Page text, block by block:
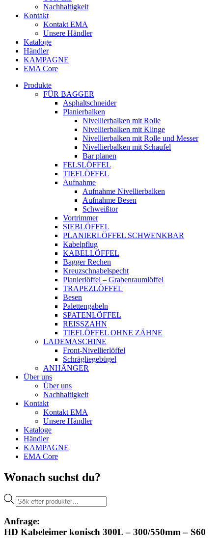
Nachhaltigkeit
Kontakt
Kontakt EMA
Unsere Händler
Kataloge
Händler
KAMPAGNE
EMA Core
Produkte
FÜR BAGGER
Asphaltschneider
Planierbalken
Nivellierbalken mit Rolle
Nivellierbalken mit Klinge
Nivellierbalken mit Rolle und Messer
Nivellierbalken mit Schaufel
Bar planen
FELSLÖFFEL
TIEFLÖFFEL
Aufnahme
Aufnahme Nivellierbalken
Aufnahme Besen
Schweißtor
Vortrimmer
SIEBLÖFFEL
PLANIERLÖFFEL SCHWENKBAR
Kabelpflug
KABELLÖFFEL
Bagger Rechen
Kreuzschnabelspecht
Planierlöffel – Grabenraumlöffel
TRAPEZLÖFFEL
Besen
Palettengabeln
SPATENLÖFFEL
REISSZAHN
TIEFLÖFFEL OHNE ZÄHNE
LADEMASCHINE
Front-Nivellierlöffel
Schrägliegebügel
ANHÄNGER
Über uns
Über uns
Nachhaltigkeit
Kontakt
Kontakt EMA
Unsere Händler
Kataloge
Händler
KAMPAGNE
EMA Core
Wonach suchst du?
Products
search
Anfrage:
HD Kabeleimer konisch 300L – 300/550mm – S60